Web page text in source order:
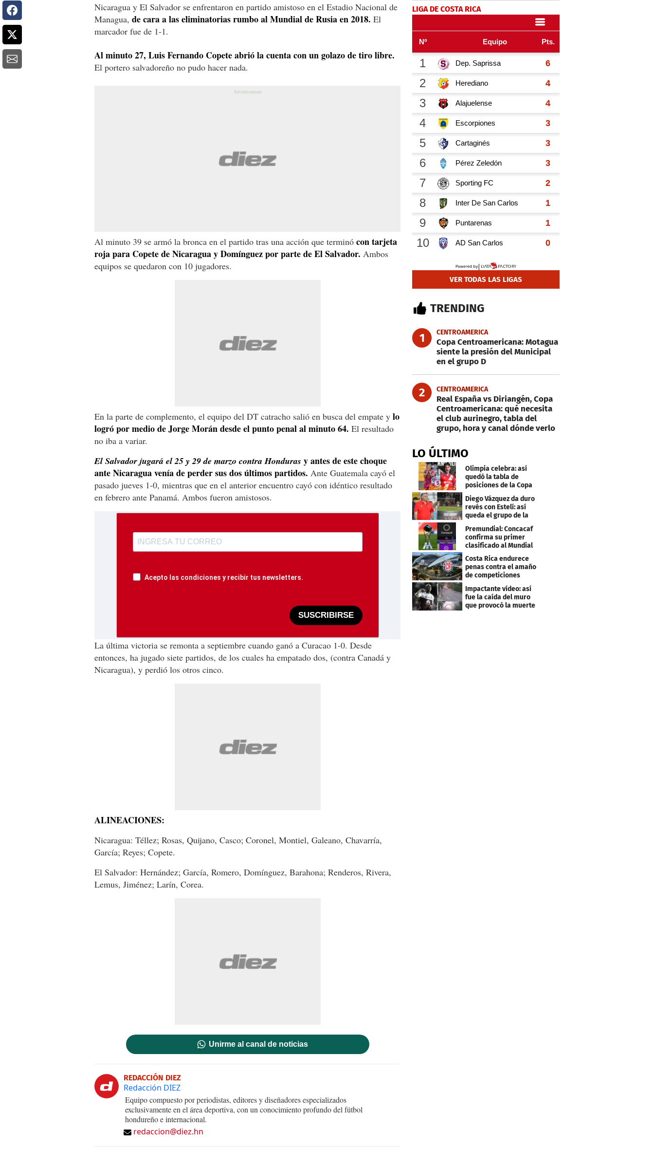
Nicaragua y El Salvador se enfrentaron en partido amistoso en el Estadio Nacional de
Managua, de cara a las eliminatorias rumbo al Mundial de Rusia en 2018. El
marcador fue de 1-1.
Al minuto 27, Luis Fernando Copete abrió la cuenta con un golazo de tiro libre.
El portero salvadoreño no pudo hacer nada.
Al minuto 39 se armó la bronca en el partido tras una acción que terminó con tarjeta
roja para Copete de Nicaragua y Domínguez por parte de El Salvador. Ambos
equipos se quedaron con 10 jugadores.
En la parte de complemento, el equipo del DT catracho salió en busca del empate y lo
logró por medio de Jorge Morán desde el punto penal al minuto 64. El resultado
no iba a variar.
El Salvador jugará el 25 y 29 de marzo contra Honduras y antes de este choque
ante Nicaragua venía de perder sus dos últimos partidos. Ante Guatemala cayó el
pasado jueves 1-0, mientras que en el anterior encuentro cayó con idéntico resultado
en febrero ante Panamá. Ambos fueron amistosos.
Acepto las condiciones y recibir tus newsletters.
SUSCRIBIRSE
La última victoria se remonta a septiembre cuando ganó a Curacao 1-0. Desde
entonces, ha jugado siete partidos, de los cuales ha empatado dos, (contra Canadá y
Nicaragua), y perdió los otros cinco.
ALINEACIONES:
Nicaragua: Téllez; Rosas, Quijano, Casco; Coronel, Montiel, Galeano, Chavarría,
García; Reyes; Copete.
El Salvador: Hernández; García, Romero, Domínguez, Barahona; Renderos, Rivera,
Lemus, Jiménez; Larín, Corea.
Unirme al canal de noticias
REDACCIÓN DIEZ
Redacción DIEZ
Equipo compuesto por periodistas, editores y diseñadores especializados
exclusivamente en el área deportiva, con un conocimiento profundo del fútbol
hondureño e internacional.
redaccion@diez.hn
LIGA DE COSTA RICA
VER TODAS LAS LIGAS
TRENDING
1 CENTROAMERICA
Copa Centroamericana: Motagua
siente la presión del Municipal
en el grupo D
2 CENTROAMERICA
Real España vs Diriangén, Copa
Centroamericana: qué necesita
el club aurinegro, tabla del
grupo, hora y canal dónde verlo
LO ÚLTIMO
Olimpia celebra: así
quedó la tabla de
posiciones de la Copa
Centroamericana
Diego Vázquez da duro
revés con Estelí: así
queda el grupo de la
Premundial: Concacaf
confirma su primer
clasificado al Mundial
Costa Rica endurece
penas contra el amaño
de competiciones
Impactante vídeo: así
fue la caída del muro
que provocó la muerte